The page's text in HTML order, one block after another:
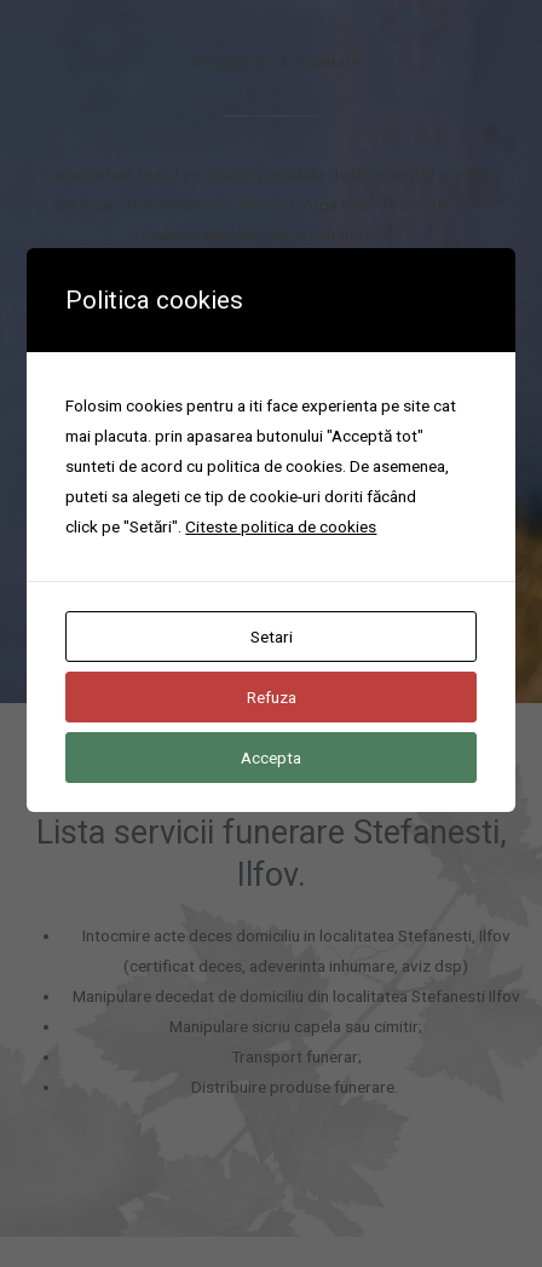
Organizare parastas
Va ajutam cu organizarea pomenilor sau a parastaselor in cel mai
scurt timp.
localitatea Stefanesti, Ilfov la numarul0744676666
Lista servicii funerare Stefanesti,
Ilfov.
Intocmire acte deces domiciliu in localitatea Stefanesti, Ilfov
(certificat deces, adeverinta inhumare, aviz dsp)
Manipulare decedat de domiciliu din localitatea Stefanesti Ilfov
Manipulare sicriu capela sau cimitir;
Transport funerar;
Distribuire produse funerare.
Politica cookies
Folosim cookies pentru a iti face experienta pe site cat
mai placuta. prin apasarea butonului "Acceptă tot"
sunteti de acord cu politica de cookies. De asemenea,
puteti sa alegeti ce tip de cookie-uri doriti făcând
click pe "Setări".Citeste politica de cookies
Setari
Refuza
Accepta